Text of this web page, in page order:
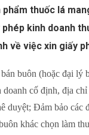
thuốc lá
kinh doanh
về việc xin giấy
buôn (hoặc đại
cố định, địa
duyệt; Đảm bảo
khác chọn làm